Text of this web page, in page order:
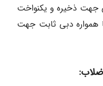
جهت ذخیره و یکنواخت
همواره دبی ثابت جهت